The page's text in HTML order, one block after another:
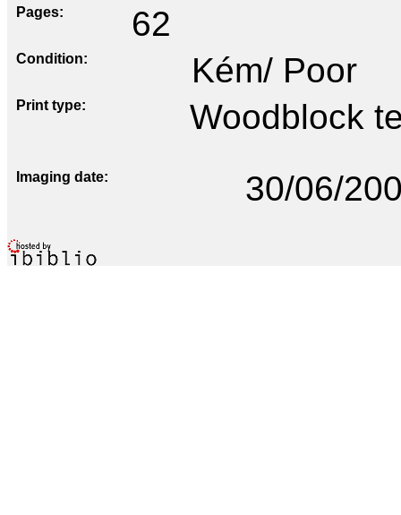
Pages 62
Condition Kém/ Poor
Print type Woodblock
Imaging date 30/06/